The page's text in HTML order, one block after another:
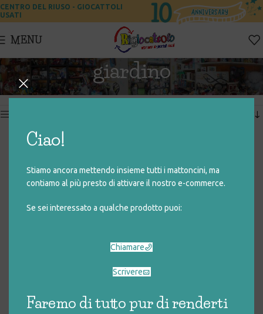
Ciao!
Stiamo ancora mettendo insieme tutti i mattoncini, ma
contiamo al più presto di attivare il nostro e-commerce.
Se sei interessato a qualche prodotto puoi:
Chiamare
Scrivere
Faremo di tutto pur di renderti
CENTRO DEL RIUSO - GIOCATTOLI
USATI
MENU
giardino
Home Prodotti taggati “giardino” Visualizzazione di 2 risultati
€4,00 €4,00